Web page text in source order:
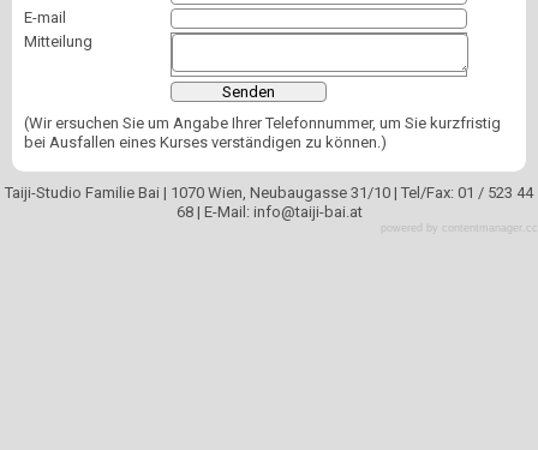
E-mail
Mitteilung
(Wir ersuchen Sie um Angabe Ihrer Telefonnummer, um Sie kurzfristig
bei Ausfallen eines Kurses verständigen zu können.)
Taiji-Studio Familie Bai | 1070 Wien, Neubaugasse 31/10 | Tel/Fax: 01 / 523 44
68 | E-Mail: info@taiji-bai.at
powered by contentmanager.cc